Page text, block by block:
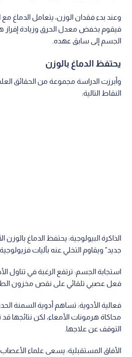
وعند بدء فقدان الوزن، يتعامل الدماغ مع
فيقوم بخفض معدل الحرق وزيادة إفراز
الجسم إلى سابق عهده.
يحتفظ الدماغ بالوزن
وأبرزت الدراسة مجموعة من الحقائق
النقاط التالية:
الذاكرة البيولوجية: يحتفظ الدماغ
جديد" ويقاوم التخلي عنه بآليات فزيولوجية.
استجابة الجسم: ترتفع الرغبة في تناول
فعل عصبي تلقائي على نقص مخزون
فعالية الأدوية: تساهم أدوية السمنة
محاكاة هرمونات الأمعاء، لكن نتائجها قد
التوقف عن علاجها.
الأفاق المستقبلية: يسعى علماء